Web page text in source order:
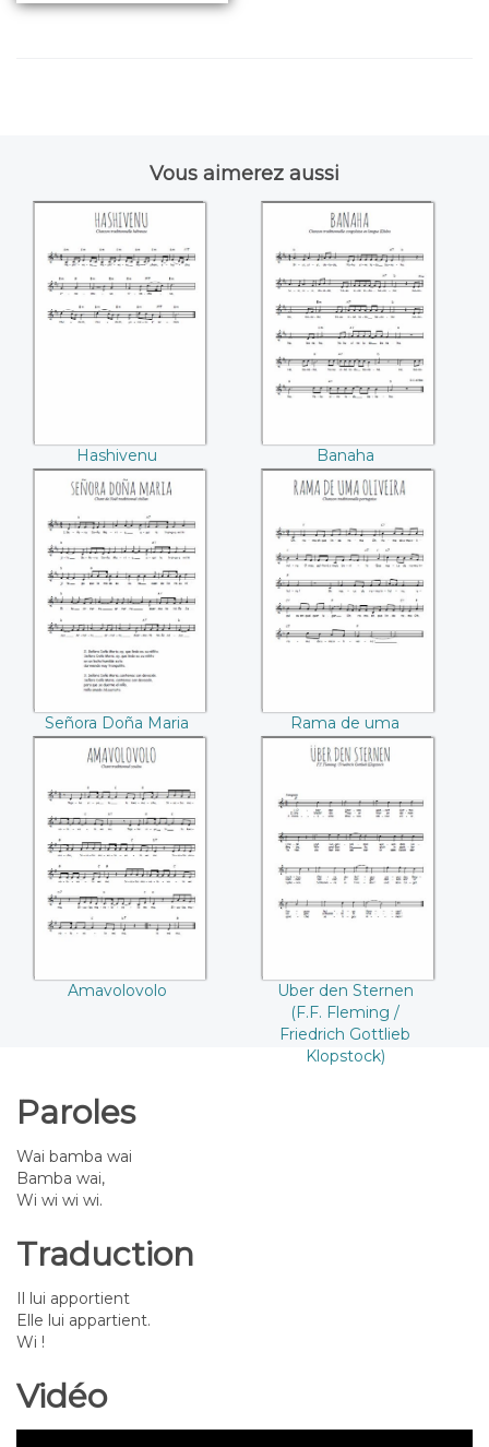
Vous aimerez aussi
Hashivenu
Hashivenu
Banaha
Banaha
Señora Doña Maria
Señora Doña Maria
Rama de uma
oliveira
Rama de uma
oliveira
Amavolovolo
Amavolovolo
Uber den Sternen
(F.F. Fleming /
Friedrich Gottlieb
Klopstock)
Uber den Sternen
(F.F. Fleming /
Friedrich Gottlieb
Klopstock)
Paroles
Wai bamba wai
Bamba wai,
Wi wi wi wi.
Traduction
Il lui apportient
Elle lui appartient.
Wi !
Vidéo